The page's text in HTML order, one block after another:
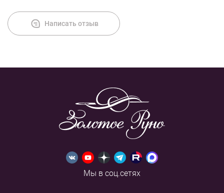
Написать отзыв
Мы в соц.сетях